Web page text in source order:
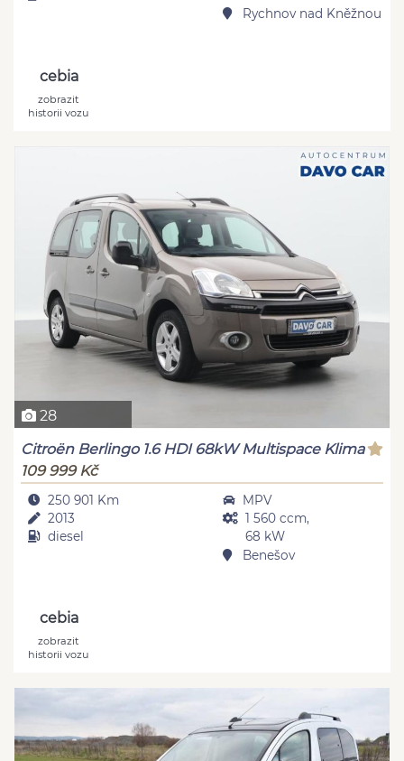
Rychnov nad Kněžnou
cebia
zobrazit
historii vozu
28
Citroën Berlingo 1.6 HDI 68kW Multispace Klima
109 999 Kč
250 901 Km
2013
diesel
MPV
1 560 ccm,
68 kW
Benešov
cebia
zobrazit
historii vozu